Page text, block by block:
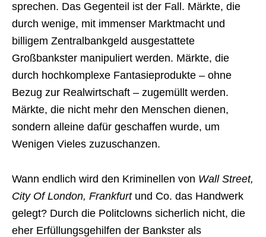
sprechen. Das Gegenteil ist der Fall. Märkte, die
durch wenige, mit immenser Marktmacht und
billigem Zentralbankgeld ausgestattete
Großbankster manipuliert werden. Märkte, die
durch hochkomplexe Fantasieprodukte – ohne
Bezug zur Realwirtschaft – zugemüllt werden.
Märkte, die nicht mehr den Menschen dienen,
sondern alleine dafür geschaffen wurde, um
Wenigen Vieles zuzuschanzen.
Wann endlich wird den Kriminellen von Wall Street,
City Of London, Frankfurtund Co. das Handwerk
gelegt? Durch die Politclowns sicherlich nicht, die
eher Erfüllungsgehilfen der Bankster als